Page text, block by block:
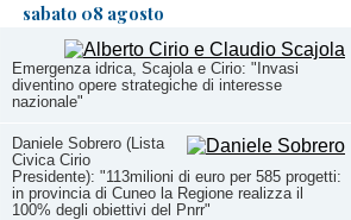
sabato 08 agosto
Emergenza idrica, Scajola e Cirio: "Invasi
diventino opere strategiche di interesse
nazionale"
Daniele Sobrero (Lista
Civica Cirio
Presidente): "113milioni di euro per 585 progetti:
in provincia di Cuneo la Regione realizza il
100% degli obiettivi del Pnrr"